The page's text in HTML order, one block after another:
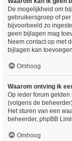
De mogelijkheid om
gebruikersgroep of
bijvoorbeeld zo
geen bijlagen mag
Neem contact op met
bijlagen kan
Omhoog
Waarom ontving ik
Op ieder forum
(volgens de
Het sturen van een
beheerder, phpBB
Omhoog